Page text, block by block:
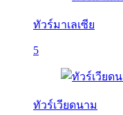
ทัวร์มาเลเซีย
5
ทัวร์เวียดนาม